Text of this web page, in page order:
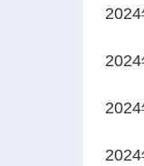
2024
2024
2024
2024